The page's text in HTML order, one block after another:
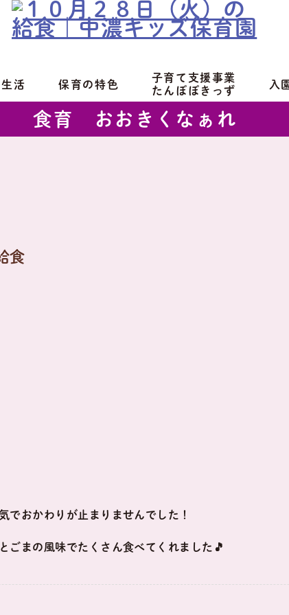
活 保育の特色
子育て支援事業
たんぽぽきっず
入
食育 おおきくなぁれ
食
でおかわりが止まりませんでした！
ごまの風味でたくさん食べてくれました🎵